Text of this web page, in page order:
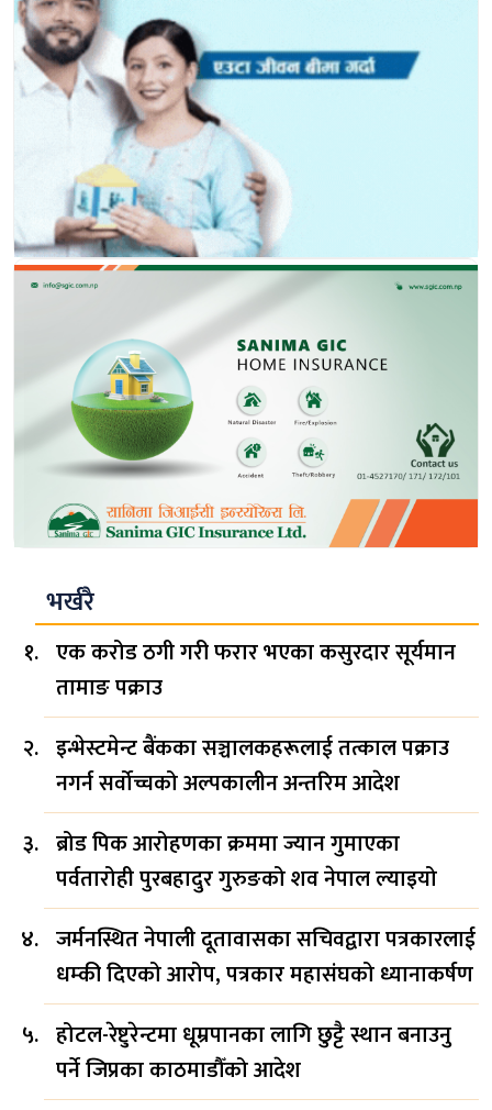
भर्खरै
एक करोड ठगी गरी फरार भएका कसुरदार सूर्यमान
तामाङ पक्राउ
इन्भेस्टमेन्ट बैंकका सञ्चालकहरूलाई तत्काल पक्राउ
नगर्न सर्वोच्चको अल्पकालीन अन्तरिम आदेश
ब्रोड पिक आरोहणका क्रममा ज्यान गुमाएका
पर्वतारोही पुरबहादुर गुरुङको शव नेपाल ल्याइयो
जर्मनस्थित नेपाली दूतावासका सचिवद्वारा पत्रकारलाई
धम्की दिएको आरोप, पत्रकार महासंघको ध्यानाकर्षण
होटल-रेष्टुरेन्टमा धूम्रपानका लागि छुट्टै स्थान बनाउनु
पर्ने जिप्रका काठमाडौँको आदेश